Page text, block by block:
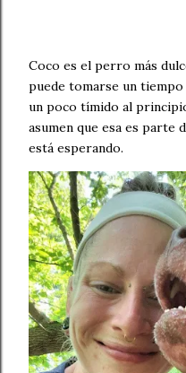
Coco es el perro más
puede tomarse un
un poco tímido al
asumen que esa es parte
está esperando.